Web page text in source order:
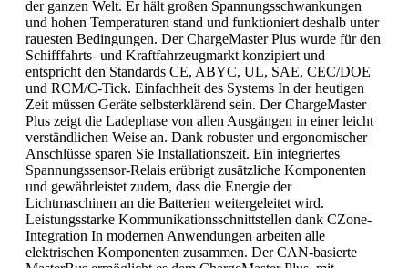
der ganzen Welt. Er hält großen Spannungsschwankungen
und hohen Temperaturen stand und funktioniert deshalb unter
rauesten Bedingungen. Der ChargeMaster Plus wurde für den
Schifffahrts- und Kraftfahr­zeugmarkt konzipiert und
entspricht den Standards CE, ABYC, UL, SAE, CEC/DOE
und RCM/C-Tick. Einfachheit des Systems In der heutigen
Zeit müssen Geräte selbsterklärend sein. Der ChargeMaster
Plus zeigt die Ladephase von allen Ausgängen in einer leicht
verständlichen Weise an. Dank robuster und ergonomischer
Anschlüsse sparen Sie Installationszeit. Ein integriertes
Spannungssensor-Relais erübrigt zusätzliche Komponenten
und gewähr­leistet zudem, dass die Energie der
Lichtmaschinen an die Batterien weitergeleitet wird.
Leistungsstarke Kommunikationsschnittstellen dank CZone-
Integration In modernen Anwendungen arbeiten alle
elektrischen Komponenten zusammen. Der CAN-basierte